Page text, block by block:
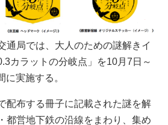
局では、大人のための謎解きイ
カラットの分岐点」を10月7日～
に実施する。
配布する冊子に記載された謎を解
都営地下鉄の沿線をまわり、集め